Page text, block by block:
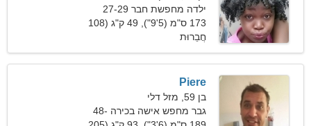
ילדה מחפשת חבר 27-29
173 ס"מ (5'9"), 49 ק"ג (108
פאונד)
חֲבֵרוּת
Piere
בן 59, מזל דלי
גבר מחפש אישה בכירה 48-